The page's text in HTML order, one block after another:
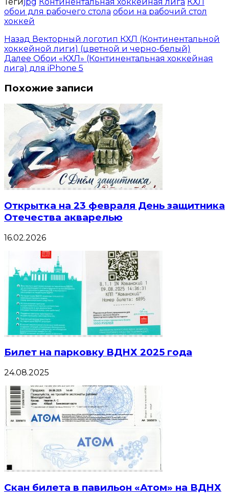
обои для рабочего стола обои на рабочий стол
хоккей
Назад Векторный логотип КХЛ (Континентальной
хоккейной лиги) (цветной и черно-белый)
Далее Обои «КХЛ» (Континентальная хоккейная
лига) для iPhone 5
Похожие записи
Открытка на 23 февраля День защитника
Отечества акварелью
16.02.2026
Билет на парковку ВДНХ 2025 года
24.08.2025
Скан билета в павильон «Атом» на ВДНХ